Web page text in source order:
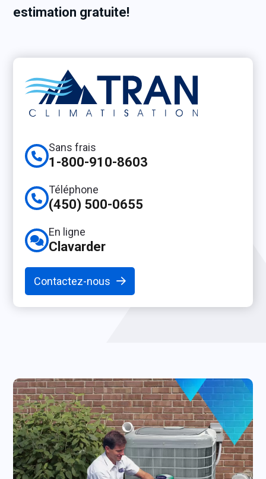
estimation gratuite!
Sans frais
1-800-910-8603
Téléphone
(450) 500-0655
En ligne
Clavarder
Contactez-nous